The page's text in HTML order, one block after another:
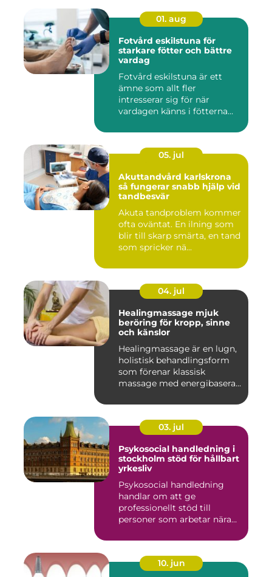
01. aug
Fotvård eskilstuna för
starkare fötter och bättre
vardag
Fotvård eskilstuna är ett
ämne som allt fler
intresserar sig för när
vardagen känns i fötterna
05. jul
Akuttandvård karlskrona
så fungerar snabb hjälp vid
tandbesvär
Akuta tandproblem kommer
ofta oväntat. En ilning som
blir till skarp smärta, en tand
som spricker nä...
04. jul
Healingmassage mjuk
beröring för kropp, sinne
och känslor
Healingmassage är en lugn,
holistisk behandlingsform
som förenar klassisk
massage med energibaserad
03. jul
Psykosocial handledning i
stockholm stöd för hållbart
yrkesliv
Psykosocial handledning
handlar om att ge
professionellt stöd till
personer som arbetar nära
10. jun